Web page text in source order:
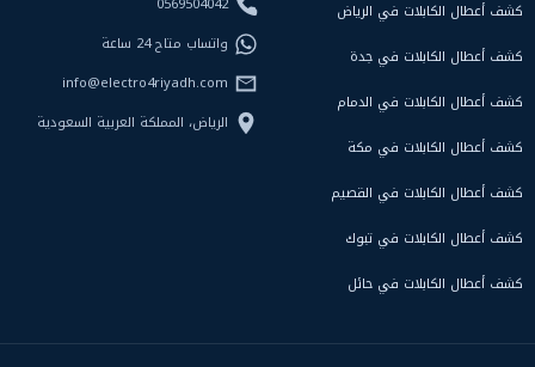
كشف أعطال الكابلات في الرياض
كشف أعطال الكابلات في جدة
كشف أعطال الكابلات في الدمام
كشف أعطال الكابلات في مكة
كشف أعطال الكابلات في القصيم
كشف أعطال الكابلات في تبوك
كشف أعطال الكابلات في حائل
واتساب متاح 24 ساعة
الرياض، المملكة العربية السعودية